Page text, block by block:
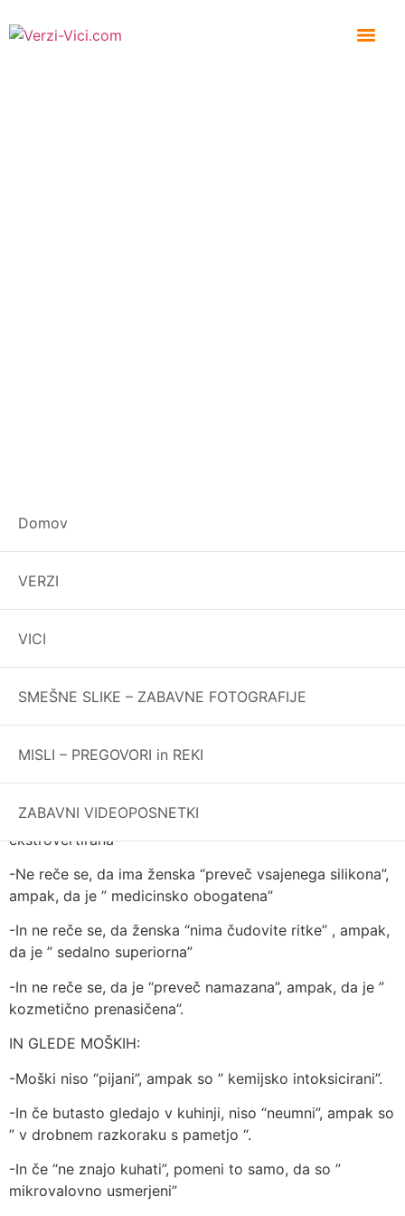
Domov
VERZI
VICI
SMEŠNE SLIKE – ZABAVNE FOTOGRAFIJE
MISLI – PREGOVORI in REKI
ZABAVNI VIDEOPOSNETKI
– Ženski se ne reče več, da je “dobra mrha” ampak, da
“da je spolno osredotočena” ali ” seksualno
ekstrovertirana ”
-Ne reče se, da ima ženska “preveč vsajenega silikona”,
ampak, da je ” medicinsko obogatena”
-In ne reče se, da ženska “nima čudovite ritke” , ampak,
da je ” sedalno superiorna”
-In ne reče se, da je “preveč namazana”, ampak, da je ”
kozmetično prenasičena”.
IN GLEDE MOŠKIH:
-Moški niso “pijani”, ampak so ” kemijsko intoksicirani”.
-In če butasto gledajo v kuhinji, niso “neumni”, ampak so
” v drobnem razkoraku s pametjo “.
-In če “ne znajo kuhati”, pomeni to samo, da so ”
mikrovalovno usmerjeni”